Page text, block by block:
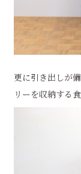
更に引き出しが
リーを収納する